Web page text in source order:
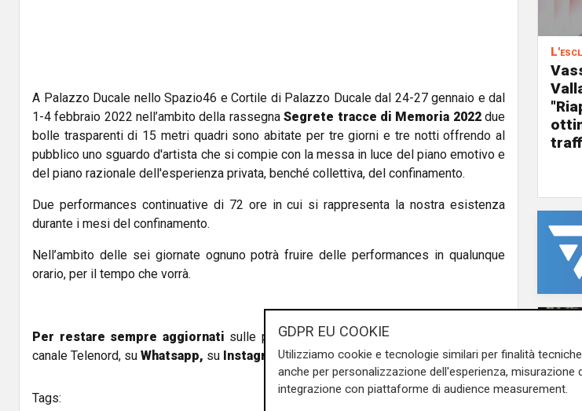
A Palazzo Ducale nello Spazio46 e Cortile di Palazzo Ducale dal 24-27 gennaio e dal
1-4 febbraio 2022 nell’ambito della rassegnaSegrete tracce di Memoria 2022due
bolle trasparenti di 15 metri quadri sono abitate per tre giorni e tre notti offrendo al
pubblico uno sguardo d'artista che si compie con la messa in luce del piano emotivo e
del piano razionale dell'esperienza privata, benché collettiva, del confinamento.
Due performances continuative di 72 ore in cui si rappresenta la nostra esistenza
durante i mesi del confinamento.
Nell’ambito delle sei giornate ognuno potrà fruire delle performances in qualunque
orario, per il tempo che vorrà.
Per restare sempre aggiornati sulle principali notizie sulla Liguria seguiteci sul
canale Telenord, su Whatsapp, su Instagram,suYoutubee suFacebook.
Tags:
GDPR EU COOKIE
Utilizziamo cookie e tecnologie similari per finalità
anche per personalizzazione dell'esperienza, misurazione
integrazione con piattaforme di audience measurement.